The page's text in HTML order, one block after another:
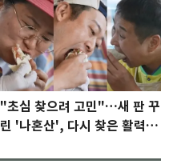
"초심 찾으려 고민"…새 판 꾸
린 '나혼산', 다시 찾은 활력